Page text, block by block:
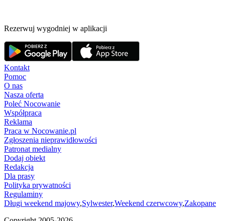
Rezerwuj wygodniej w aplikacji
Kontakt
Pomoc
O nas
Nasza oferta
Poleć Nocowanie
Współpraca
Reklama
Praca w Nocowanie.pl
Zgłoszenia nieprawidłowości
Patronat medialny
Dodaj obiekt
Redakcja
Dla prasy
Polityka prywatności
Regulaminy
Długi weekend majowy,Sylwester,Weekend czerwcowy,Zakopane